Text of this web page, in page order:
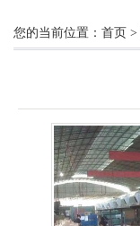
您的当前位置： 首页 >